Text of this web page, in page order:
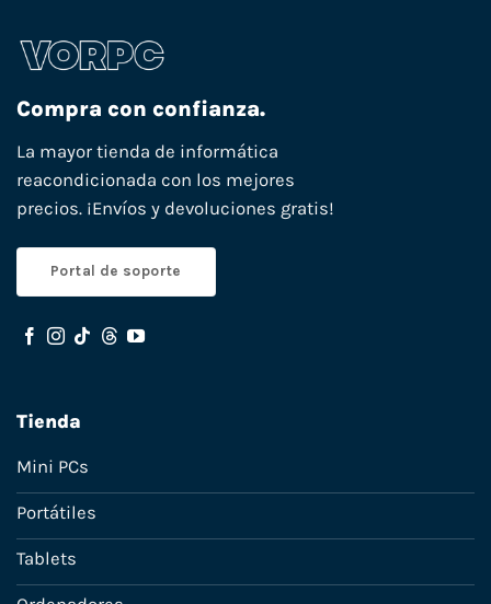
Compra con confianza.
La mayor tienda de informática
reacondicionada con los mejores
precios. ¡Envíos y devoluciones gratis!
Portal de soporte
Tienda
Mini PCs
Portátiles
Tablets